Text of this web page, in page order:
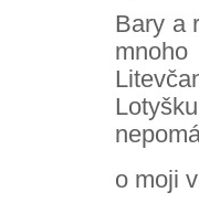
Bary a
o moji